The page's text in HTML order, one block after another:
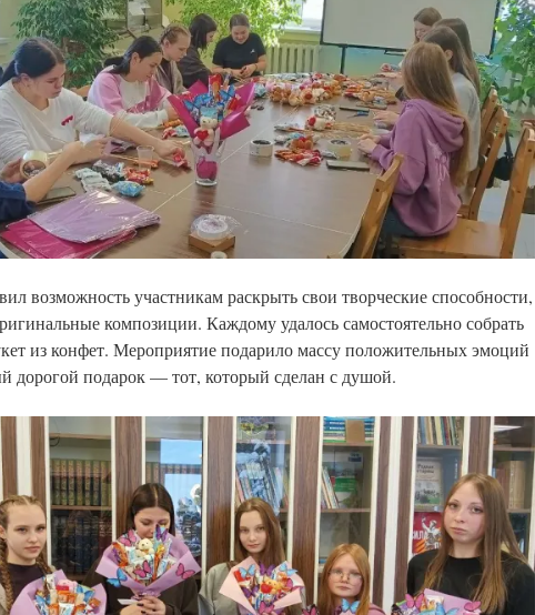
возможность участникам раскрыть свои творческие способности,
композиции. Каждому удалось самостоятельно собрать
из конфет. Мероприятие подарило массу положительных эмоций
дорогой подарок — тот, который сделан с душой.